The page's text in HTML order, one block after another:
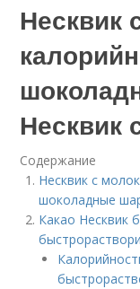
Несквик
Несквик
Содержание
Несквик с
шоколадные
Какао Несквик